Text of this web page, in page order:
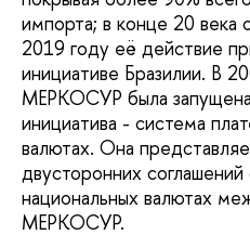
импорта; в конце 20 века
2019 году её действие
инициативе Бразилии. В
МЕРКОСУР была
инициатива - система
валютах. Она
двусторонних
национальных валютах
МЕРКОСУР.